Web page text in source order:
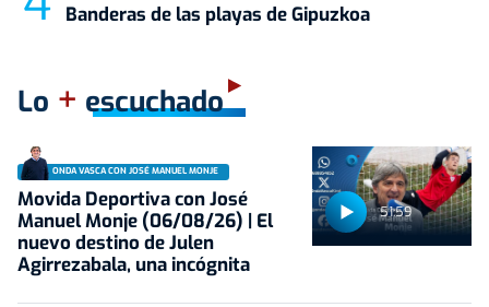
Banderas de las playas de Gipuzkoa
Lo + escuchado
51:59
ONDA VASCA CON JOSÉ MANUEL MONJE
Movida Deportiva con José
Manuel Monje (06/08/26) | El
nuevo destino de Julen
Agirrezabala, una incógnita